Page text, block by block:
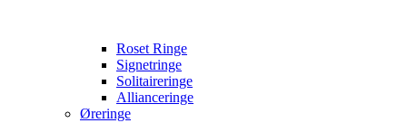
Roset Ringe
Signetringe
Solitaireringe
Allianceringe
Øreringe